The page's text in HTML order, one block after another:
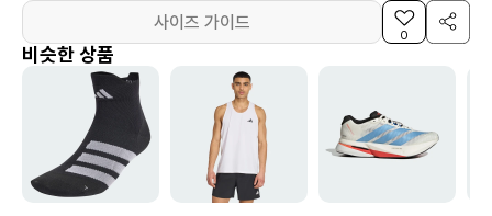
사이즈 가이드
0
비슷한 상품